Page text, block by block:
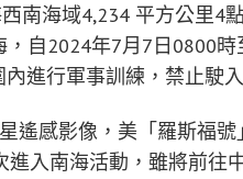
南海域4,234 平方公里4
自2024年7月7日0800時
進行軍事訓練，禁止駛入
遙感影像，美「羅斯福號
入南海活動，雖將前往